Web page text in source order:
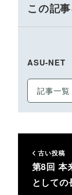
この記
ASU-NET
記事一覧
古い投稿
第8回 本
として